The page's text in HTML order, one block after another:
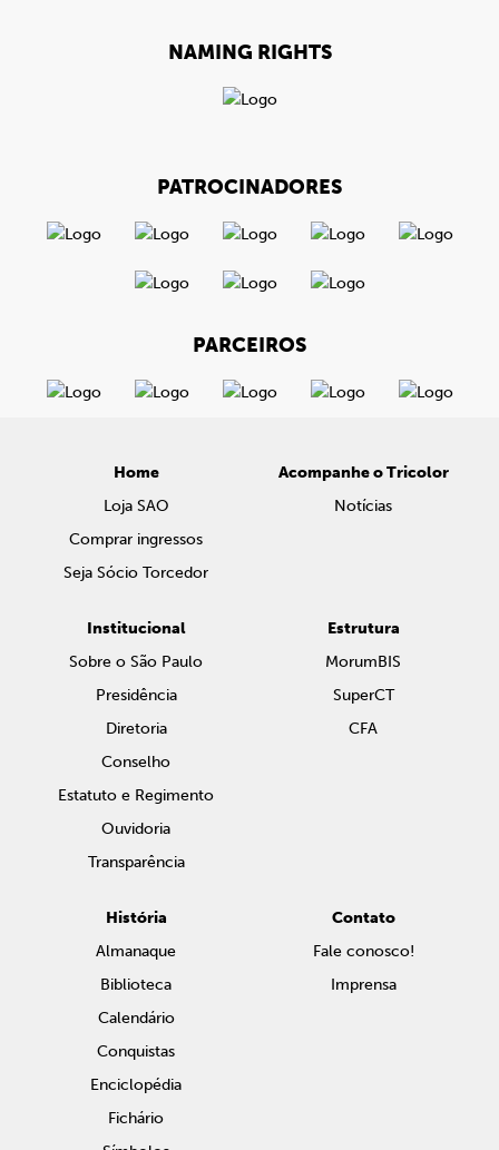
NAMING RIGHTS
PATROCINADORES
PARCEIROS
Home
Loja SAO
Comprar ingressos
Seja Sócio Torcedor
Acompanhe o Tricolor
Notícias
Institucional
Sobre o São Paulo
Presidência
Diretoria
Conselho
Estatuto e Regimento
Ouvidoria
Transparência
Estrutura
MorumBIS
SuperCT
CFA
História
Almanaque
Biblioteca
Calendário
Conquistas
Enciclopédia
Fichário
Contato
Fale conosco!
Imprensa